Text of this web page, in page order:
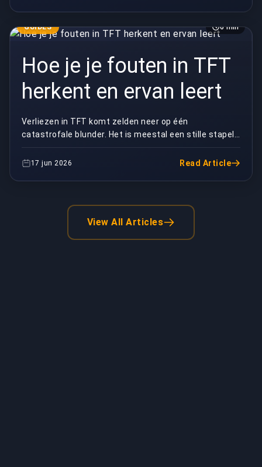
GUIDES 6 min
Hoe je je fouten in TFT
herkent en ervan leert
Verliezen in TFT komt zelden neer op één
catastrofale blunder. Het is meestal een stille stapel
kleine foutjes die zich opstapelen tot je naar een 8e ...
17 jun 2026 Read Article
View All Articles